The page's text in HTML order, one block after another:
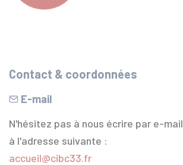
Contact & coordonnées
E-mail
N'hésitez pas à nous écrire par e-mail
à l'adresse suivante :
accueil@cibc33.fr